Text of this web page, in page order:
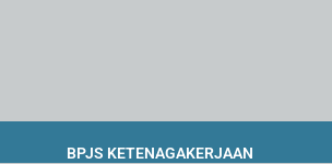
BPJS KETENAGAKERJAAN